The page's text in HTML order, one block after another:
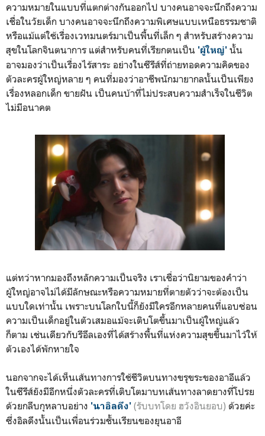
ความหมายในแบบที่แตกต่างกันออกไป บางคนอาจจะนึกถึงความ
เชื่อในวัยเด็ก บางคนอาจจะนึกถึงความพิเศษแบบเหนือธรรมชาติ
หรือแม้แต่ใช้เรื่องเวทมนตร์มาเป็นพื้นที่เล็ก ๆ สำหรับสร้างความ
สุขในโลกจินตนาการ แต่สำหรับคนที่เรียกตนเป็น 'ผู้ใหญ่' นั้น
อาจมองว่าเป็นเรื่องไร้สาระ อย่างในซีรีส์ที่ถ่ายทอดความคิดของ
ตัวละครผู้ใหญ่หลาย ๆ คนที่มองว่าอาชีพนักมายากลนั้นเป็นเพียง
เรื่องหลอกเด็ก ขายฝัน เป็นคนบ้าที่ไม่ประสบความสำเร็จในชีวิต
ไม่มีอนาคต
แต่ทว่าหากมองถึงหลักความเป็นจริง เราเชื่อว่านิยามของคำว่า
ผู้ใหญ่อาจไม่ได้มีลักษณะหรือความหมายที่ตายตัวว่าจะต้องเป็น
แบบใดเท่านั้น เพราะบนโลกใบนี้ก็ยังมีใครอีกหลายคนที่แอบซ่อน
ความเป็นเด็กอยู่ในตัวเสมอแม้จะเติบโตขึ้นมาเป็นผู้ใหญ่แล้ว
ก็ตาม เช่นเดียวกับรีอึลเองที่ได้สร้างพื้นที่แห่งความสุขขึ้นมาไว้ให้
ตัวเองได้พักหายใจ
นอกจากจะได้เห็นเส้นทางการใช้ชีวิตบนทางขรุขระของอาอีแล้ว
ในซีรีส์ยังมีอีกหนึ่งตัวละครที่เติบโตมาบทเส้นทางลาดยางที่โปรย
ด้วยกลีบกุหลาบอย่าง 'นาอิลดึง' (รับบทโดย ฮวังอินยอบ) ด้วยค่ะ
ซึ่งอิลดึงนั้นเป็นเพื่อนร่วมชั้นเรียนของยุนอาอี